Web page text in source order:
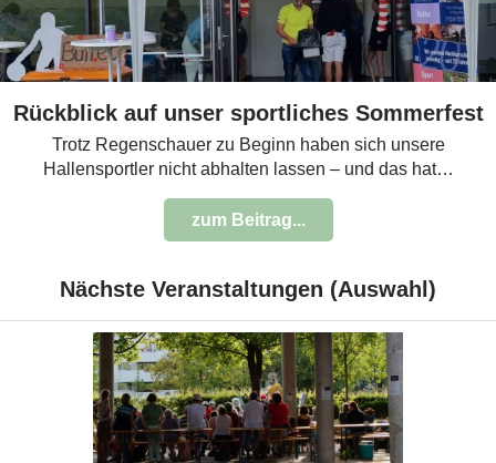
Rückblick auf unser sportliches Sommerfest
Trotz Regenschauer zu Beginn haben sich unsere
Hallensportler nicht abhalten lassen – und das hat…
zum Beitrag...
Nächste Veranstaltungen (Auswahl)